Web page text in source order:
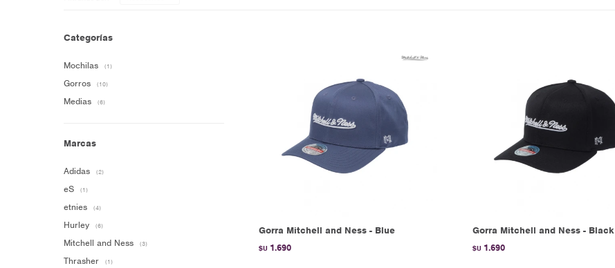
Gorra Mitchell and Ness - Blue
$U 1.690
Gorra Mitchell and Ness - Black
$U 1.690
Categorías
Mochilas (1)
Gorros (10)
Medias (6)
Marcas
Adidas (2)
eS (1)
etnies (4)
Hurley (6)
Mitchell and Ness (3)
Thrasher (1)